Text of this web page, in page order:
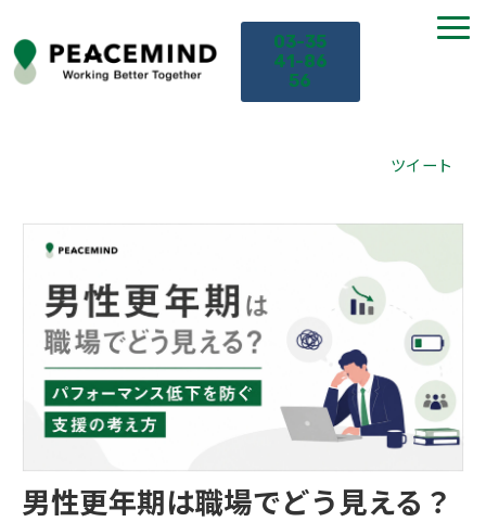
03-35
41-86
56
セミナー
お役立ち情報
ツイート
男性更年期は職場でどう見える？